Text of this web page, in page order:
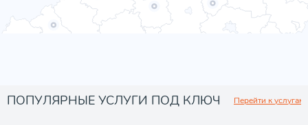
ПОПУЛЯРНЫЕ УСЛУГИ ПОД КЛЮЧ Перейти к услугам